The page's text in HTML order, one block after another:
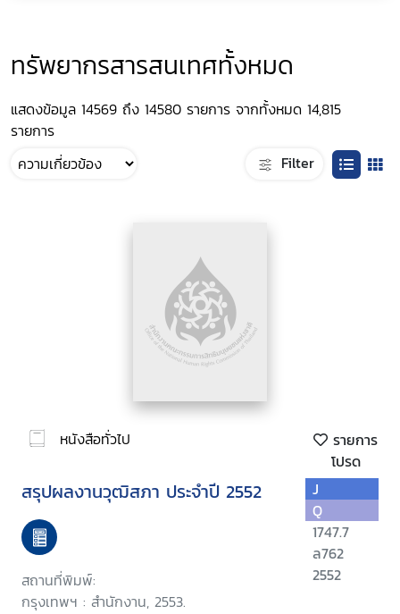
ทรัพยากรสารสนเทศทั้งหมด
แสดงข้อมูล 14569 ถึง 14580 รายการ จากทั้งหมด 14,815
รายการ
Filter
หนังสือทั่วไป
รายการ
โปรด
สรุปผลงานวุฒิสภา ประจำปี 2552
สถานที่พิมพ์:
กรุงเทพฯ : สำนักงาน, 2553.
J
Q
1747.7
ล762
2552